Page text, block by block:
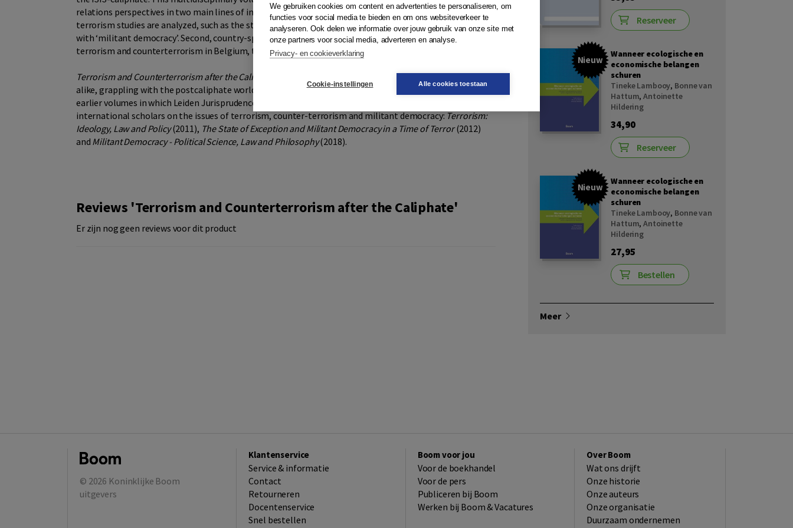
relations perspectives in two main lines of inquiry. First, the concepts relevant to terrorism and counter-
terrorism studies are analyzed, such as the status of the ‘caliphate’, the role of ‘ideology’ and the links
with ‘militant democracy’. Second, country-specific contributions discuss the latest developments in
terrorism and counterterrorism in Belgium, the Netherlands, Germany, Italy and the United States.
Terrorism and Counterterrorism after the Caliphate
is essential reading for researchers and policy makers
alike, grappling with the postcaliphate world of terrorism. The book constitutes a timely follow-up to
earlier volumes in which Leiden Jurisprudence researchers collaborated with other Dutch and
international scholars on the issues of terrorism, counter-terrorism and militant democracy: Terrorism:
Ideology, Law and Policy(2011), The State of Exception and Militant Democracy in a Time of Terror(2012)
and Militant Democracy - Political Science, Law and Philosophy(2018).
Reviews 'Terrorism and Counterterrorism after the Caliphate'
Er zijn nog geen reviews voor dit product
Reserveer
Nieuw
Wanneer ecologische en
economische belangen
schuren
Tineke Lambooy, Bonne van
Hattum,Antoinette
Hildering
34,90
Reserveer
Nieuw
Wanneer ecologische en
economische belangen
schuren
Tineke Lambooy, Bonne van
Hattum,Antoinette
Hildering
27,95
Bestellen
Meer
© 2026 Koninklijke Boom
uitgevers
Klantenservice
Service & informatie
Contact
Retourneren
Docentenservice
Snel bestellen
Boom voor jou
Voor de boekhandel
Voor de pers
Publiceren bij Boom
Werken bij Boom & Vacatures
Over Boom
Wat ons drijft
Onze historie
Onze auteurs
Onze organisatie
Duurzaam ondernemen
We gebruiken cookies om content en advertenties te personaliseren, om
functies voor social media te bieden en om ons websiteverkeer te
analyseren. Ook delen we informatie over jouw gebruik van onze site met
onze partners voor social media, adverteren en analyse.
Privacy- en cookieverklaring
Cookie-instellingen Alle cookies toestaan